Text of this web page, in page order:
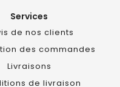
Services
de nos clients
des commandes
Livraisons
de livraison